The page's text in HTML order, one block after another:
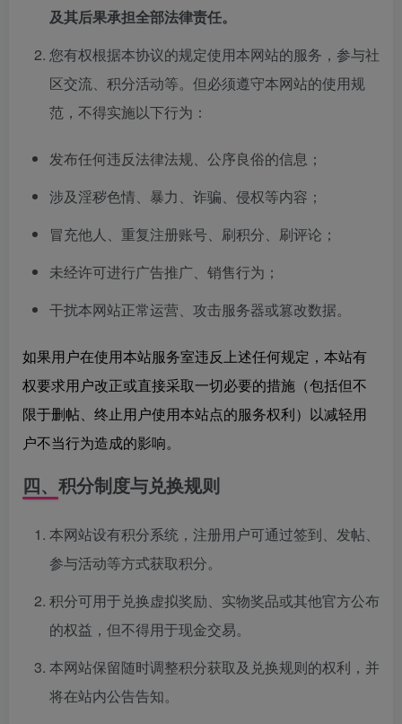
及其后果承担全部法律责任。
您有权根据本协议的规定使用本网站的服务，参与社
区交流、积分活动等。但必须遵守本网站的使用规
范，不得实施以下行为：
发布任何违反法律法规、公序良俗的信息；
涉及淫秽色情、暴力、诈骗、侵权等内容；
冒充他人、重复注册账号、刷积分、刷评论；
未经许可进行广告推广、销售行为；
干扰本网站正常运营、攻击服务器或篡改数据。
如果用户在使用本站服务室违反上述任何规定，本站有
权要求用户改正或直接采取一切必要的措施（包括但不
限于删帖、终止用户使用本站点的服务权利）以减轻用
户不当行为造成的影响。
四、积分制度与兑换规则
本网站设有积分系统，注册用户可通过签到、发帖、
参与活动等方式获取积分。
积分可用于兑换虚拟奖励、实物奖品或其他官方公布
的权益，但不得用于现金交易。
本网站保留随时调整积分获取及兑换规则的权利，并
将在站内公告告知。